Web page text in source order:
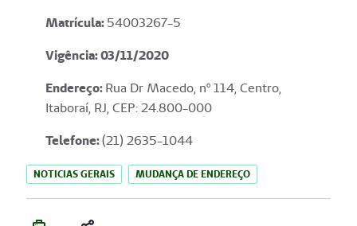
Matrícula:54003267-5
Vigência: 03/11/2020
Endereço:Rua Dr Macedo, nº 114, Centro,
Itaboraí, RJ, CEP: 24.800-000
Telefone:(21) 2635-1044
NOTICIAS GERAIS MUDANÇA DE ENDEREÇO